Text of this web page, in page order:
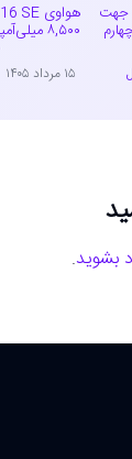
همکاری استراتژیک تسلا و EVgo جهت
۸,۵۰۰
۱۵ مرداد ۱۴۰۵
بشوید.